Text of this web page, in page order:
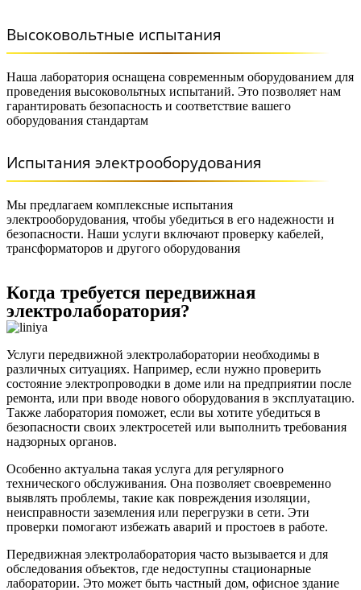
Высоковольтные испытания
Наша лаборатория оснащена современным оборудованием для
проведения высоковольтных испытаний. Это позволяет нам
гарантировать безопасность и соответствие вашего
оборудования стандартам
Испытания электрооборудования
Мы предлагаем комплексные испытания
электрооборудования, чтобы убедиться в его надежности и
безопасности. Наши услуги включают проверку кабелей,
трансформаторов и другого оборудования
Когда требуется передвижная
электролаборатория?
Услуги передвижной электролаборатории необходимы в
различных ситуациях. Например, если нужно проверить
состояние электропроводки в доме или на предприятии после
ремонта, или при вводе нового оборудования в эксплуатацию.
Также лаборатория поможет, если вы хотите убедиться в
безопасности своих электросетей или выполнить требования
надзорных органов.
Особенно актуальна такая услуга для регулярного
технического обслуживания. Она позволяет своевременно
выявлять проблемы, такие как повреждения изоляции,
неисправности заземления или перегрузки в сети. Эти
проверки помогают избежать аварий и простоев в работе.
Передвижная электролаборатория часто вызывается и для
обследования объектов, где недоступны стационарные
лаборатории. Это может быть частный дом, офисное здание